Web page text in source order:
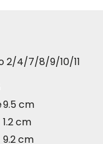
2/4/7/8/9/10/11
9.5 cm
1.2 cm
9.2 cm